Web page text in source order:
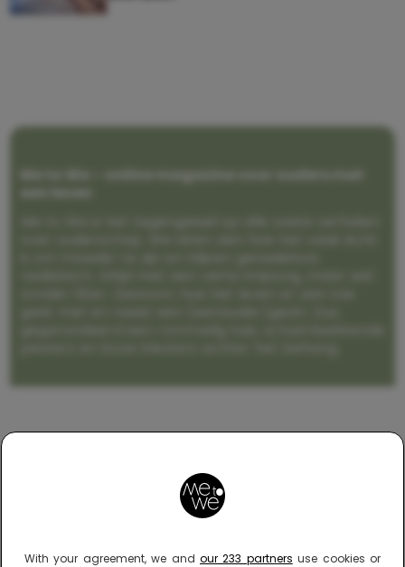
With your agreement, we and our 233 partners use cookies or
Me to We – online magazine voor ouders met